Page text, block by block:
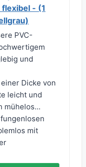
- (1
PVC-
und
einer Dicke von
leicht und
mühelos...
fungenlosen
mit